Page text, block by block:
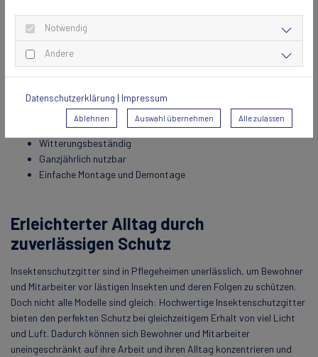
Transpatec Gewebe
Transpatec hat gegenüber herkömmlichem Insektenschutz einige
Vorteile:
Erhöhte Licht- und Luftdurchlässigkeit
Sehr reißfest und robust
Langlebig
Witterungsbeständig
Ganzjährlich nutzbar
Einfache Montage und Demontage
Erleichterter Alltag durch
zuverlässigen Schutz
Insektenschutzgitter sind in Pflegeheimen unerlässlich, um Bewohner
und Mitarbeiter vor lästigen Insekten und deren Folgen zu schützen.
Doch nicht alle Modelle sind gleich: Hochwertige Insektenschutzgitter
bieten den perfekten Schutz bei gleichzeitigem Erhalt von viel Licht
und Luft. Dadurch können sich Bewohner und Mitarbeiter
uneingeschränkt auf ihre Arbeit und ihren Alltag konzentrieren und
Notwendig
Andere
Datenschutzerklärung | Impressum
Ablehnen Auswahl übernehmen Alle zulassen